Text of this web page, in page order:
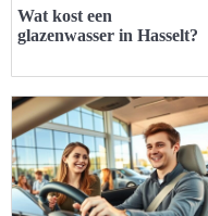
Wat kost een
glazenwasser in Hasselt?